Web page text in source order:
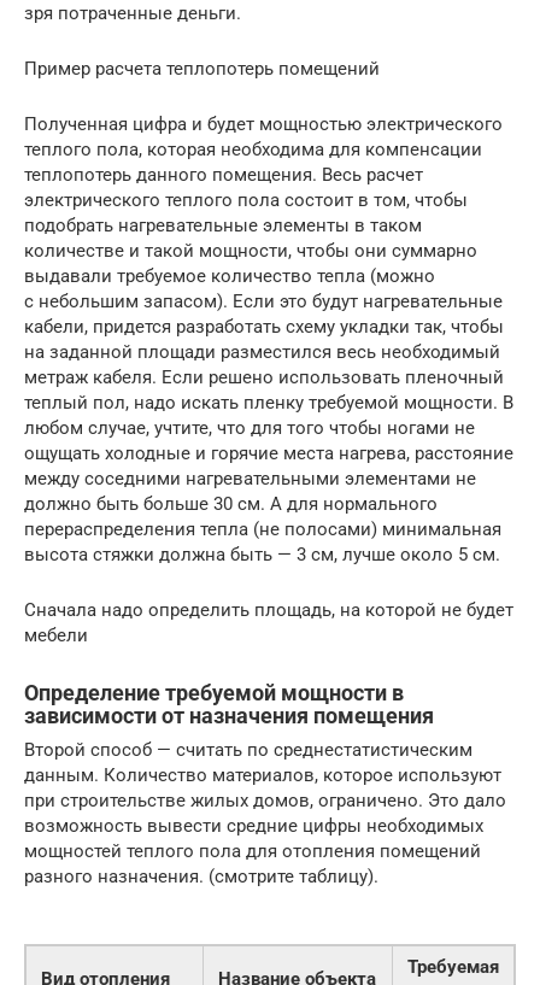
зря потраченные деньги.
Пример расчета теплопотерь помещений
Полученная цифра и будет мощностью электрического
теплого пола, которая необходима для компенсации
теплопотерь данного помещения. Весь расчет
электрического теплого пола состоит в том, чтобы
подобрать нагревательные элементы в таком
количестве и такой мощности, чтобы они суммарно
выдавали требуемое количество тепла (можно
с небольшим запасом). Если это будут нагревательные
кабели, придется разработать схему укладки так, чтобы
на заданной площади разместился весь необходимый
метраж кабеля. Если решено использовать пленочный
теплый пол, надо искать пленку требуемой мощности. В
любом случае, учтите, что для того чтобы ногами не
ощущать холодные и горячие места нагрева, расстояние
между соседними нагревательными элементами не
должно быть больше 30 см. А для нормального
перераспределения тепла (не полосами) минимальная
высота стяжки должна быть — 3 см, лучше около 5 см.
Сначала надо определить площадь, на которой не будет
мебели
Определение требуемой мощности в
зависимости от назначения помещения
Второй способ — считать по среднестатистическим
данным. Количество материалов, которое используют
при строительстве жилых домов, ограничено. Это дало
возможность вывести средние цифры необходимых
мощностей теплого пола для отопления помещений
разного назначения. (смотрите таблицу).
Вид отопления Название объекта
Требуемая